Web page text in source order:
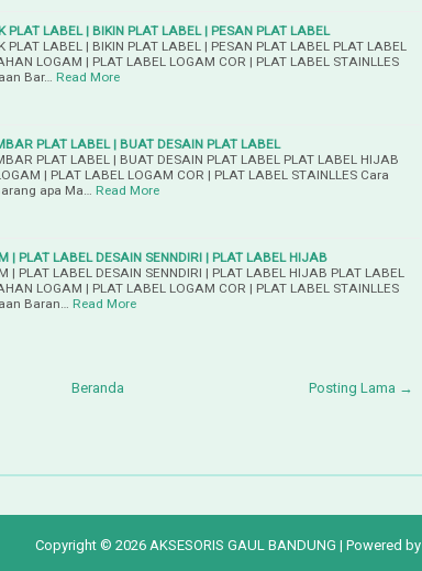
PLAT LABEL | BIKIN PLAT LABEL | PESAN PLAT LABEL
PLAT LABEL | BIKIN PLAT LABEL | PESAN PLAT LABEL PLAT LABEL
LOGAM | PLAT LABEL LOGAM COR | PLAT LABEL STAINLLES
Bar…
Read More
PLAT LABEL | BUAT DESAIN PLAT LABEL
PLAT LABEL | BUAT DESAIN PLAT LABEL PLAT LABEL HIJAB
| PLAT LABEL LOGAM COR | PLAT LABEL STAINLLES Cara
apa Ma…
Read More
| PLAT LABEL DESAIN SENNDIRI | PLAT LABEL HIJAB
| PLAT LABEL DESAIN SENNDIRI | PLAT LABEL HIJAB PLAT LABEL
LOGAM | PLAT LABEL LOGAM COR | PLAT LABEL STAINLLES
Baran…
Read More
Posting Lama →
Beranda
Copyright © 2026 AKSESORIS GAUL BANDUNG | Powered by